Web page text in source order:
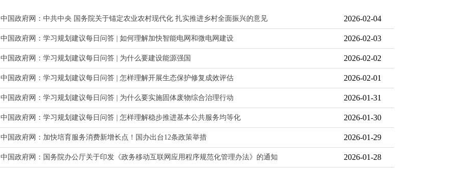
中国政府网：中共中央 国务院关于锚定农业农村现代化 扎实推进乡村全面振兴的意见 2026-02-04
中国政府网：学习规划建议每日问答 | 如何理解加快智能电网和微电网建设 2026-02-03
中国政府网：学习规划建议每日问答 | 为什么要建设能源强国 2026-02-02
中国政府网：学习规划建议每日问答 | 怎样理解开展生态保护修复成效评估 2026-02-01
中国政府网：学习规划建议每日问答 | 为什么要实施固体废物综合治理行动 2026-01-31
中国政府网：学习规划建议每日问答 | 怎样理解稳步推进基本公共服务均等化 2026-01-30
中国政府网：加快培育服务消费新增长点！国办出台12条政策举措 2026-01-29
中国政府网：国务院办公厅关于印发《政务移动互联网应用程序规范化管理办法》的通知 2026-01-28